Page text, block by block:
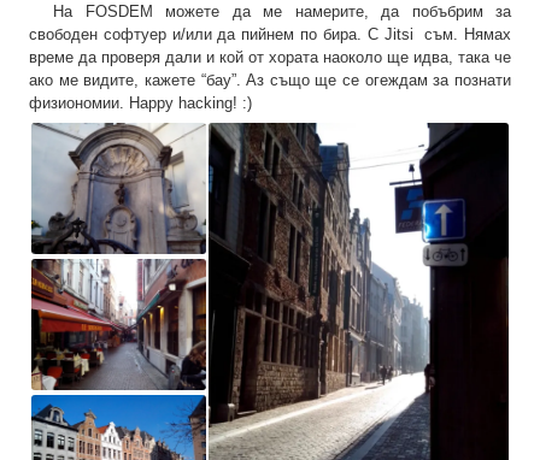
На FOSDEM можете да ме намерите, да побъбрим за
свободен софтуер и/или да пийнем по бира. С Jitsi съм. Нямах
време да проверя дали и кой от хората наоколо ще идва, така че
ако ме видите, кажете “бау”. Аз също ще се огеждам за познати
физиономии. Happy hacking! :)